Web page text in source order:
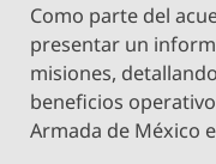
Como parte del
presentar un
misiones,
beneficios
Armada de México